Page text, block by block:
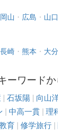
岡山 ・ 広島 ・ 山口
長崎 ・ 熊本 ・ 大分
ーワード
石坂陽 向山
中高一貫 理
育 修学旅行